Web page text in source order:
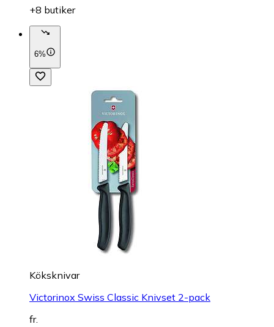
+8 butiker
6%
Köksknivar
Victorinox Swiss Classic Knivset 2-pack
fr.